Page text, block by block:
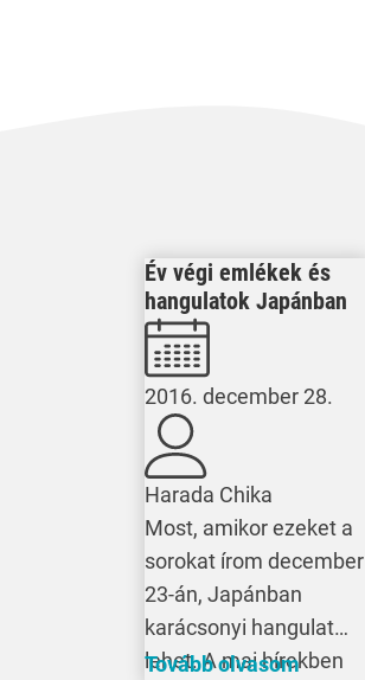
Év végi emlékek és
hangulatok Japánban
2016. december 28.
Harada Chika
Most, amikor ezeket a
sorokat írom december
23-án, Japánban
karácsonyi hangulat
lehet. A mai hírekben
Tovább olvasom